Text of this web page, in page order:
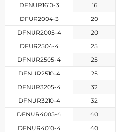
DFNUR1610-3
16
DFUR2004-3
20
DFNUR2005-4
20
DFUR2504-4
25
DFNUR2505-4
25
DFNUR2510-4
25
DFNUR3205-4
32
DFNUR3210-4
32
DFNUR4005-4
40
DFNUR4010-4
40